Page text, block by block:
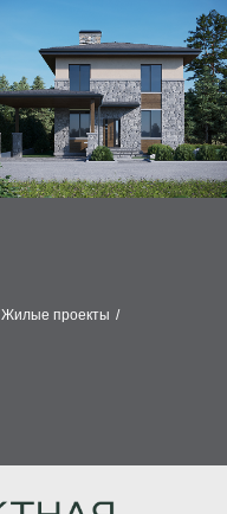
Жилые проекты /